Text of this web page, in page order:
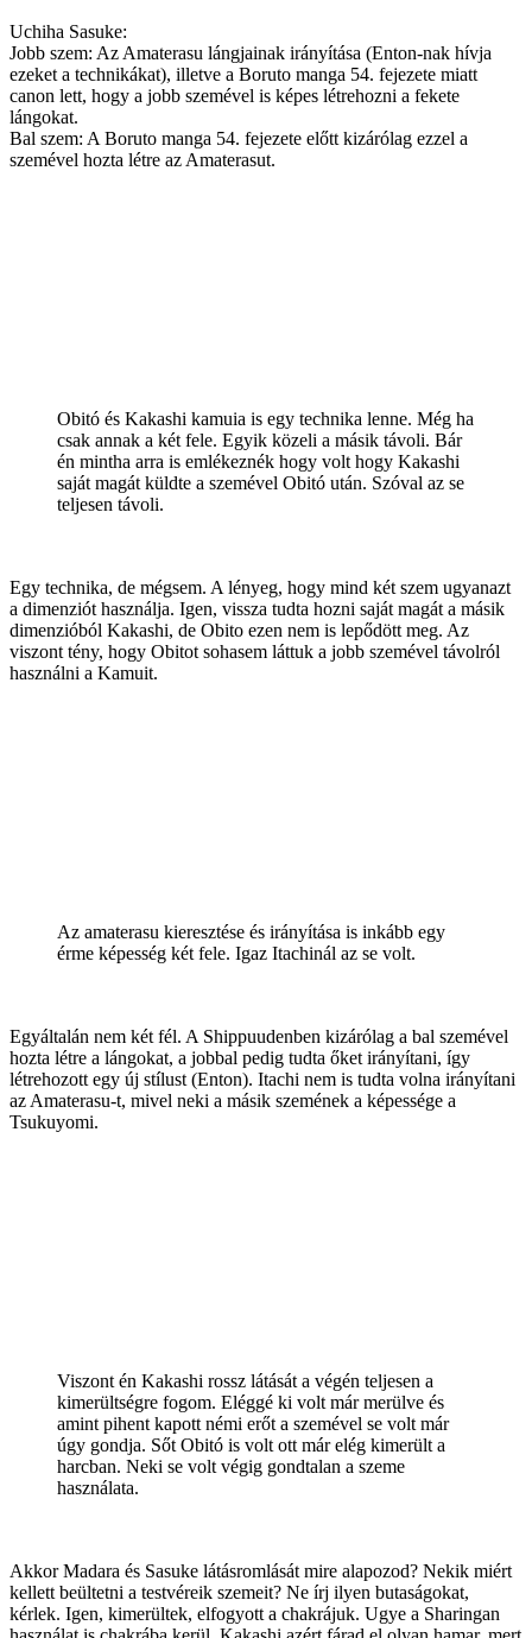
Uchiha Sasuke:
Jobb szem: Az Amaterasu lángjainak irányítása (Enton-nak hívja
ezeket a technikákat), illetve a Boruto manga 54. fejezete miatt
canon lett, hogy a jobb szemével is képes létrehozni a fekete
lángokat.
Bal szem: A Boruto manga 54. fejezete előtt kizárólag ezzel a
szemével hozta létre az Amaterasut.
Obitó és Kakashi kamuia is egy technika lenne. Még ha
csak annak a két fele. Egyik közeli a másik távoli. Bár
én mintha arra is emlékeznék hogy volt hogy Kakashi
saját magát küldte a szemével Obitó után. Szóval az se
teljesen távoli.
Egy technika, de mégsem. A lényeg, hogy mind két szem ugyanazt
a dimenziót használja. Igen, vissza tudta hozni saját magát a másik
dimenzióból Kakashi, de Obito ezen nem is lepődött meg. Az
viszont tény, hogy Obitot sohasem láttuk a jobb szemével távolról
használni a Kamuit.
Az amaterasu kieresztése és irányítása is inkább egy
érme képesség két fele. Igaz Itachinál az se volt.
Egyáltalán nem két fél. A Shippuudenben kizárólag a bal szemével
hozta létre a lángokat, a jobbal pedig tudta őket irányítani, így
létrehozott egy új stílust (Enton). Itachi nem is tudta volna irányítani
az Amaterasu-t, mivel neki a másik szemének a képessége a
Tsukuyomi.
Viszont én Kakashi rossz látását a végén teljesen a
kimerültségre fogom. Eléggé ki volt már merülve és
amint pihent kapott némi erőt a szemével se volt már
úgy gondja. Sőt Obitó is volt ott már elég kimerült a
harcban. Neki se volt végig gondtalan a szeme
használata.
Akkor Madara és Sasuke látásromlását mire alapozod? Nekik miért
kellett beültetni a testvéreik szemeit? Ne írj ilyen butaságokat,
kérlek. Igen, kimerültek, elfogyott a chakrájuk. Ugye a Sharingan